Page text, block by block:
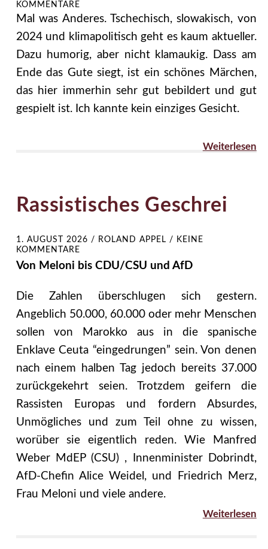
KOMMENTARE
Mal was Anderes. Tschechisch, slowakisch, von
2024 und klimapolitisch geht es kaum aktueller.
Dazu humorig, aber nicht klamaukig. Dass am
Ende das Gute siegt, ist ein schönes Märchen,
das hier immerhin sehr gut bebildert und gut
gespielt ist. Ich kannte kein einziges Gesicht.
Weiterlesen
Rassistisches Geschrei
1. AUGUST 2026 / ROLAND APPEL /
KEINE
KOMMENTARE
Von Meloni bis CDU/CSU und AfD
Die Zahlen überschlugen sich gestern.
Angeblich 50.000, 60.000 oder mehr Menschen
sollen von Marokko aus in die spanische
Enklave Ceuta “eingedrungen” sein. Von denen
nach einem halben Tag jedoch bereits 37.000
zurückgekehrt seien. Trotzdem geifern die
Rassisten Europas und fordern Absurdes,
Unmögliches und zum Teil ohne zu wissen,
worüber sie eigentlich reden. Wie Manfred
Weber MdEP (CSU) , Innenminister Dobrindt,
AfD-Chefin Alice Weidel, und Friedrich Merz,
Frau Meloni und viele andere.
Weiterlesen